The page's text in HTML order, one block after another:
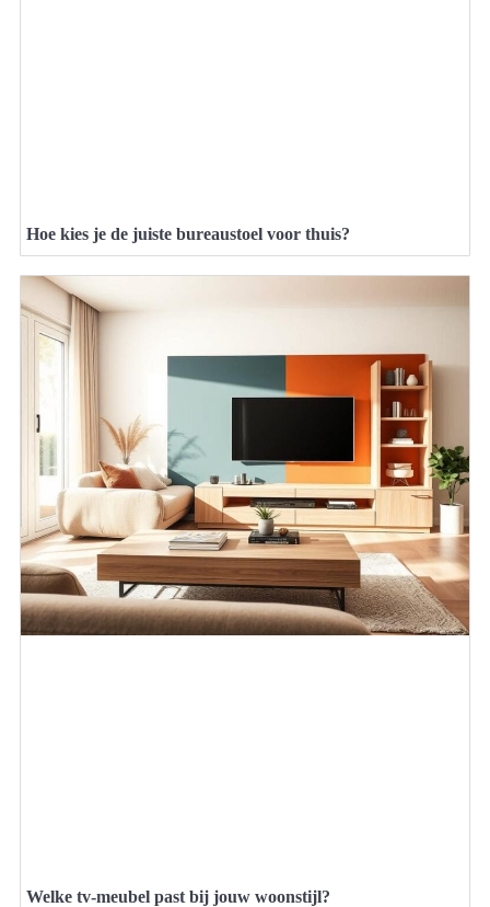
Hoe kies je de juiste bureaustoel voor thuis?
Welke tv-meubel past bij jouw woonstijl?